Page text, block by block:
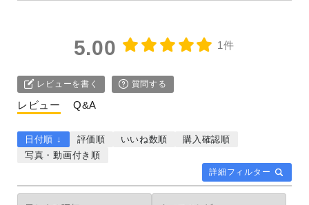
5.00 1件
レビューを書く 質問する
レビュー Q&A
詳細フィルター
日付順 ↓ 評価順 いいね数順
購入確認順
写真・動画付き順